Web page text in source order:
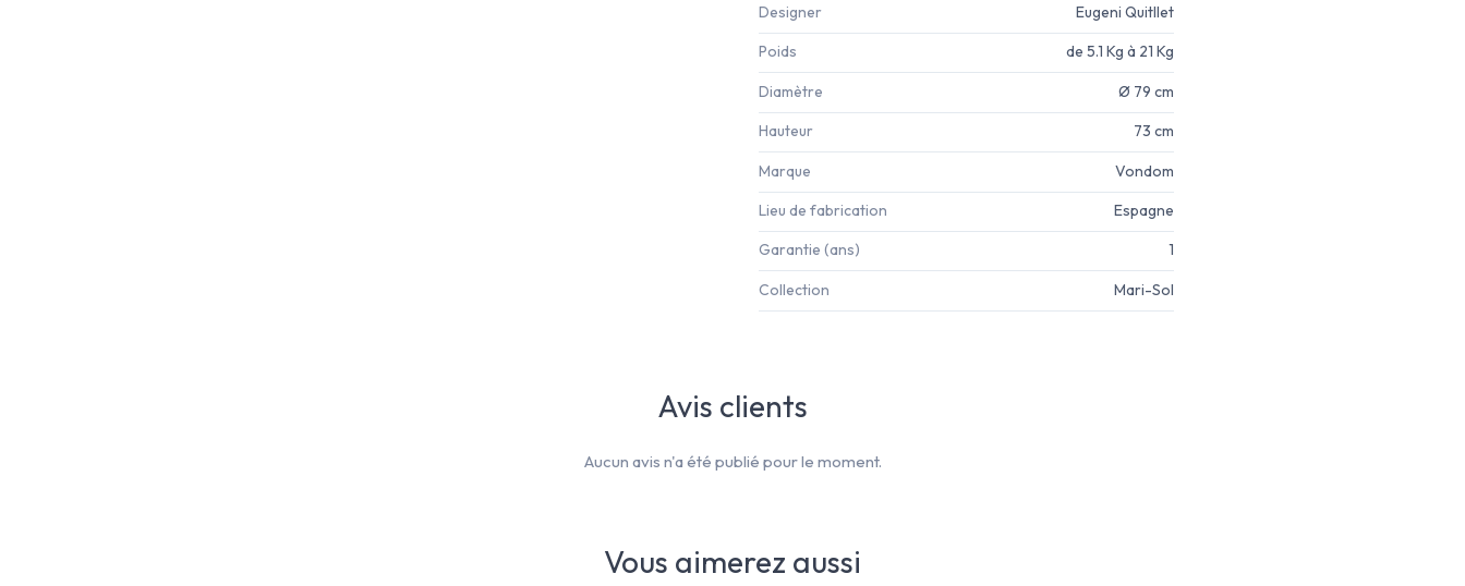
Designer Eugeni Quitllet
Poids de 5.1 Kg à 21 Kg
Diamètre Ø 79 cm
Hauteur 73 cm
Marque Vondom
Lieu de fabrication Espagne
Garantie (ans) 1
Collection Mari-Sol
Vous aimerez aussi
Avis clients
Aucun avis n'a été publié pour le moment.